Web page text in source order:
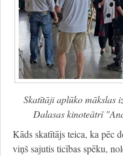
Skatītāji aplūko mākslas
Dalasas kinoteātrī
Kāds skatītājs teica, ka pēc
viņš sajutis ticības spēku,